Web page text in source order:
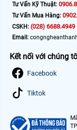
Tư Vấn Kỹ Thuật:
Tư Vấn Mua Hàng:
CSKH: (028) 6688.4949
Email:
Kết nối với chúng
Facebook
Tiktok